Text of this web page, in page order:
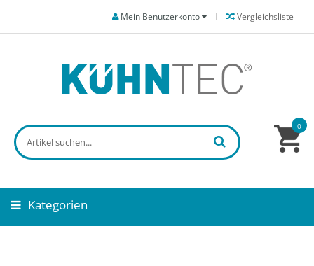
Vergleichsliste
Mein Benutzerkonto
0
Kategorien